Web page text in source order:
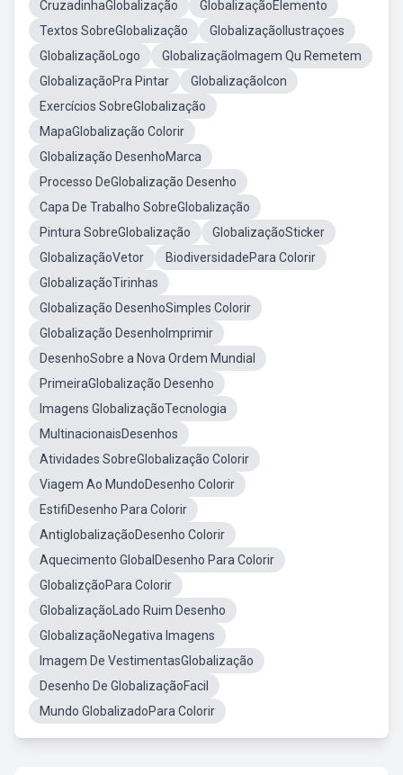
CruzadinhaGlobalização
GlobalizaçãoElemento
Textos SobreGlobalização
GlobalizaçãoIlustraçoes
GlobalizaçãoLogo
GlobalizaçãoImagem Qu Remetem
GlobalizaçãoPra Pintar
GlobalizaçãoIcon
Exercícios SobreGlobalização
MapaGlobalização Colorir
Globalização DesenhoMarca
Processo DeGlobalização Desenho
Capa De Trabalho SobreGlobalização
Pintura SobreGlobalização
GlobalizaçãoSticker
GlobalizaçãoVetor
BiodiversidadePara Colorir
GlobalizaçãoTirinhas
Globalização DesenhoSimples Colorir
Globalização DesenhoImprimir
DesenhoSobre a Nova Ordem Mundial
PrimeiraGlobalização Desenho
Imagens GlobalizaçãoTecnologia
MultinacionaisDesenhos
Atividades SobreGlobalização Colorir
Viagem Ao MundoDesenho Colorir
EstifiDesenho Para Colorir
AntiglobalizaçãoDesenho Colorir
Aquecimento GlobalDesenho Para Colorir
GlobalizçãoPara Colorir
GlobalizaçãoLado Ruim Desenho
GlobalizaçãoNegativa Imagens
Imagem De VestimentasGlobalização
Desenho De GlobalizaçãoFacil
Mundo GlobalizadoPara Colorir